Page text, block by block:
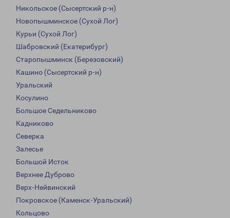
Никольское (Сысертский р-н)
Новопышминское (Сухой Лог)
Курьи (Сухой Лог)
Шабровский (Екатерибург)
Старопышминск (Березовский)
Кашино (Сысертский р-н)
Уральский
Косулино
Большое Седельниково
Кадниково
Северка
Залесье
Большой Исток
Верхнее Дуброво
Верх-Нейвинский
Покровское (Каменск-Уральский)
Кольцово